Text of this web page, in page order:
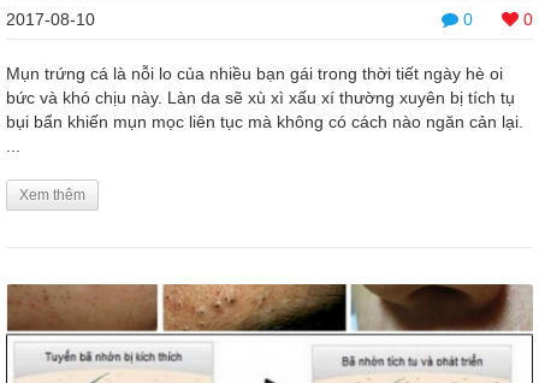
0 0
2017-08-10
Mụn trứng cá là nỗi lo của nhiều bạn gái trong thời tiết ngày hè oi
bức và khó chịu này. Làn da sẽ xù xì xấu xí thường xuyên bị tích tụ
bụi bẩn khiến mụn mọc liên tục mà không có cách nào ngăn cản lại.
...
Xem thêm